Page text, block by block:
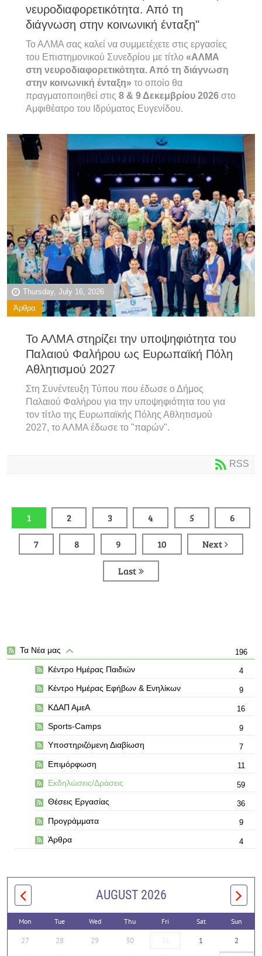
νευροδιαφορετικότητα. Από τη
διάγνωση στην κοινωνική ένταξη"
Το ΑΛΜΑ σας καλεί να συμμετέχετε στις εργασίες
του Επιστημονικού Συνεδρίου με τίτλο «ΑΛΜΑ
στη νευροδιαφορετικότητα. Από τη διάγνωση
στην κοινωνική ένταξη» το οποίο θα
πραγματοποιηθεί στις 8 & 9 Δεκεμβρίου 2026 στο
Αμφιθέατρο του Ιδρύματος Ευγενίδου.
Thursday, July 16, 2026
Άρθρα
Το ΑΛΜΑ στηρίζει την υποψηφιότητα του
Παλαιού Φαλήρου ως Ευρωπαϊκή Πόλη
Αθλητισμού 2027
Στη Συνέντευξη Τύπου που έδωσε ο Δήμος
Παλαιού Φαλήρου για την υποψηφιότητα του για
τον τίτλο της Ευρωπαϊκής Πόλης Αθλητισμού
2027, το ΑΛΜΑ έδωσε το "παρών".
RSS
1 2 3 4 5 6
7 8 9 10 Next
Last
Τα Νέα μας 196
Κέντρο Ημέρας Παιδιών 4
Κέντρο Ημέρας Εφήβων & Ενηλίκων 9
ΚΔΑΠ ΑμεΑ 16
Sports-Camps 9
Υποστηριζόμενη Διαβίωση 7
Επιμόρφωση 11
Εκδηλώσεις/Δράσεις 59
Θέσεις Εργασίας 36
Προγράμματα 9
Άρθρα 4
AUGUST 2026
Mon Tue Wed Thu Fri Sat Sun
27 28 29 30 31 1 2